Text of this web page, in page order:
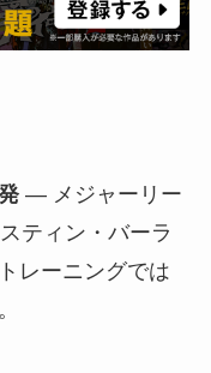
— メジャーリー
ティン・バーラ
レーニングでは